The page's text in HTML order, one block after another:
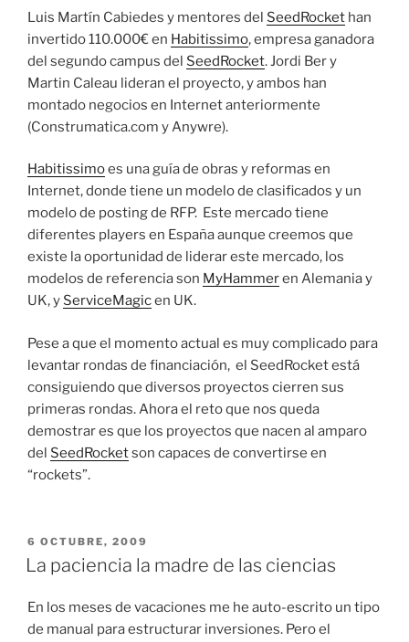
Luis Martín Cabiedes y mentores del SeedRocket han
invertido 110.000€ en Habitissimo, empresa ganadora
del segundo campus del SeedRocket. Jordi Ber y
Martin Caleau lideran el proyecto, y ambos han
montado negocios en Internet anteriormente
(Construmatica.com y Anywre).
Habitissimoes una guía de obras y reformas en
Internet, donde tiene un modelo de clasificados y un
modelo de posting de RFP. Este mercado tiene
diferentes players en España aunque creemos que
existe la oportunidad de liderar este mercado, los
modelos de referencia son MyHammeren Alemania y
UK, y ServiceMagicen UK.
Pese a que el momento actual es muy complicado para
levantar rondas de financiación, el SeedRocket está
consiguiendo que diversos proyectos cierren sus
primeras rondas. Ahora el reto que nos queda
demostrar es que los proyectos que nacen al amparo
del SeedRocketson capaces de convertirse en
“rockets”.
PUBLICADO
EL
6 OCTUBRE, 2009
La paciencia la madre de las ciencias
En los meses de vacaciones me he auto-escrito un tipo
de manual para estructurar inversiones. Pero el